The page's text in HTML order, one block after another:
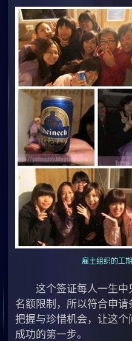
雇主组织的工
这个签证每人一生中
名额限制，所以符合申
把握与珍惜机会，让这
成功的第一步。